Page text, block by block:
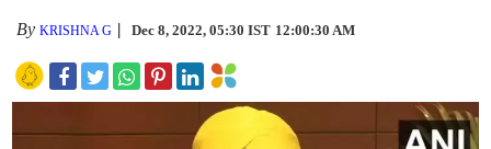
ByKRISHNA G Dec 8, 2022, 05:30 IST 12:00:30 AM